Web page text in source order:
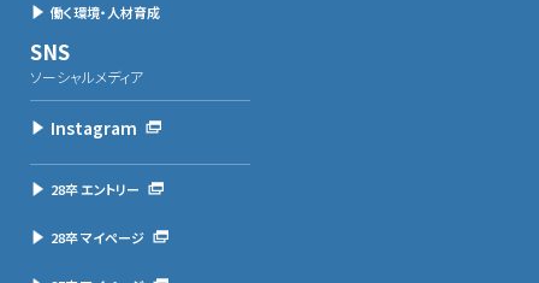
働く環境・人材育成
SNS
ソーシャルメディア
Instagram
28卒 エントリー
28卒 マイページ